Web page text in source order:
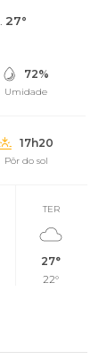
27°
72%
Umidade
17h20
Pôr do sol
TER
27°
22°